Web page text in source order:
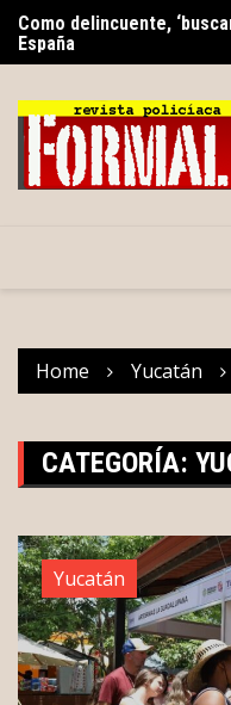
Skip
content
Como delincuente,
España
Home Yucatán
CATEGORÍA:
Yucatán